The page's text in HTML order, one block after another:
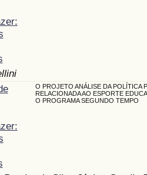
O PROJETO ANÁLISE DA POLÍTICA
RELACIONADA AO ESPORTE
O PROGRAMA SEGUNDO TEMPO